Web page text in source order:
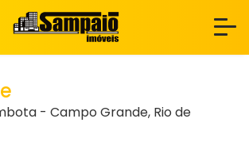
- Campo Grande, Rio de